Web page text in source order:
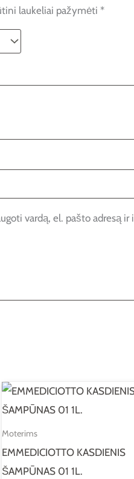
laukeliai pažymėti *
vardą, el. pašto adresą
Moterims
EMMEDICIOTTO KASDIENIS
ŠAMPŪNAS 01 1L.